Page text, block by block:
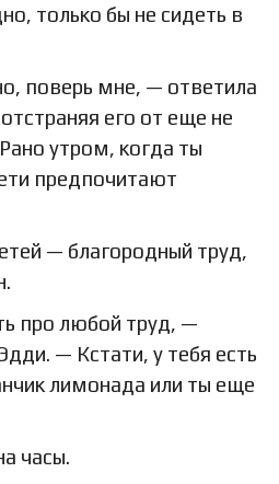
только бы не сидеть в
поверь мне, — ответила
его от еще не
утром, когда ты
предпочитают
— благородный труд,
про любой труд, —
— Кстати, у тебя есть
лимонада или ты еще
часы.